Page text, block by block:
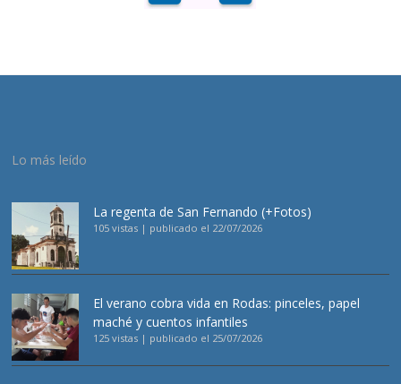
Lo más leído
La regenta de San Fernando (+Fotos)
105 vistas | publicado el 22/07/2026
El verano cobra vida en Rodas: pinceles, papel
maché y cuentos infantiles
125 vistas | publicado el 25/07/2026